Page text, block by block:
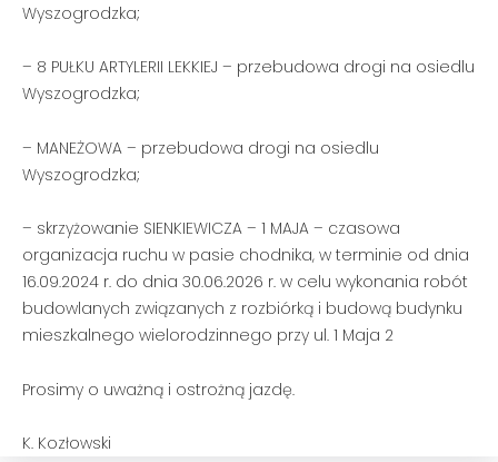
Wyszogrodzka;
– 8 PUŁKU ARTYLERII LEKKIEJ – przebudowa drogi na osiedlu
Wyszogrodzka;
– MANEŻOWA – przebudowa drogi na osiedlu
Wyszogrodzka;
– skrzyżowanie SIENKIEWICZA – 1 MAJA – czasowa
organizacja ruchu w pasie chodnika, w terminie od dnia
16.09.2024 r. do dnia 30.06.2026 r. w celu wykonania robót
budowlanych związanych z rozbiórką i budową budynku
mieszkalnego wielorodzinnego przy ul. 1 Maja 2
Prosimy o uważną i ostrożną jazdę.
K. Kozłowski